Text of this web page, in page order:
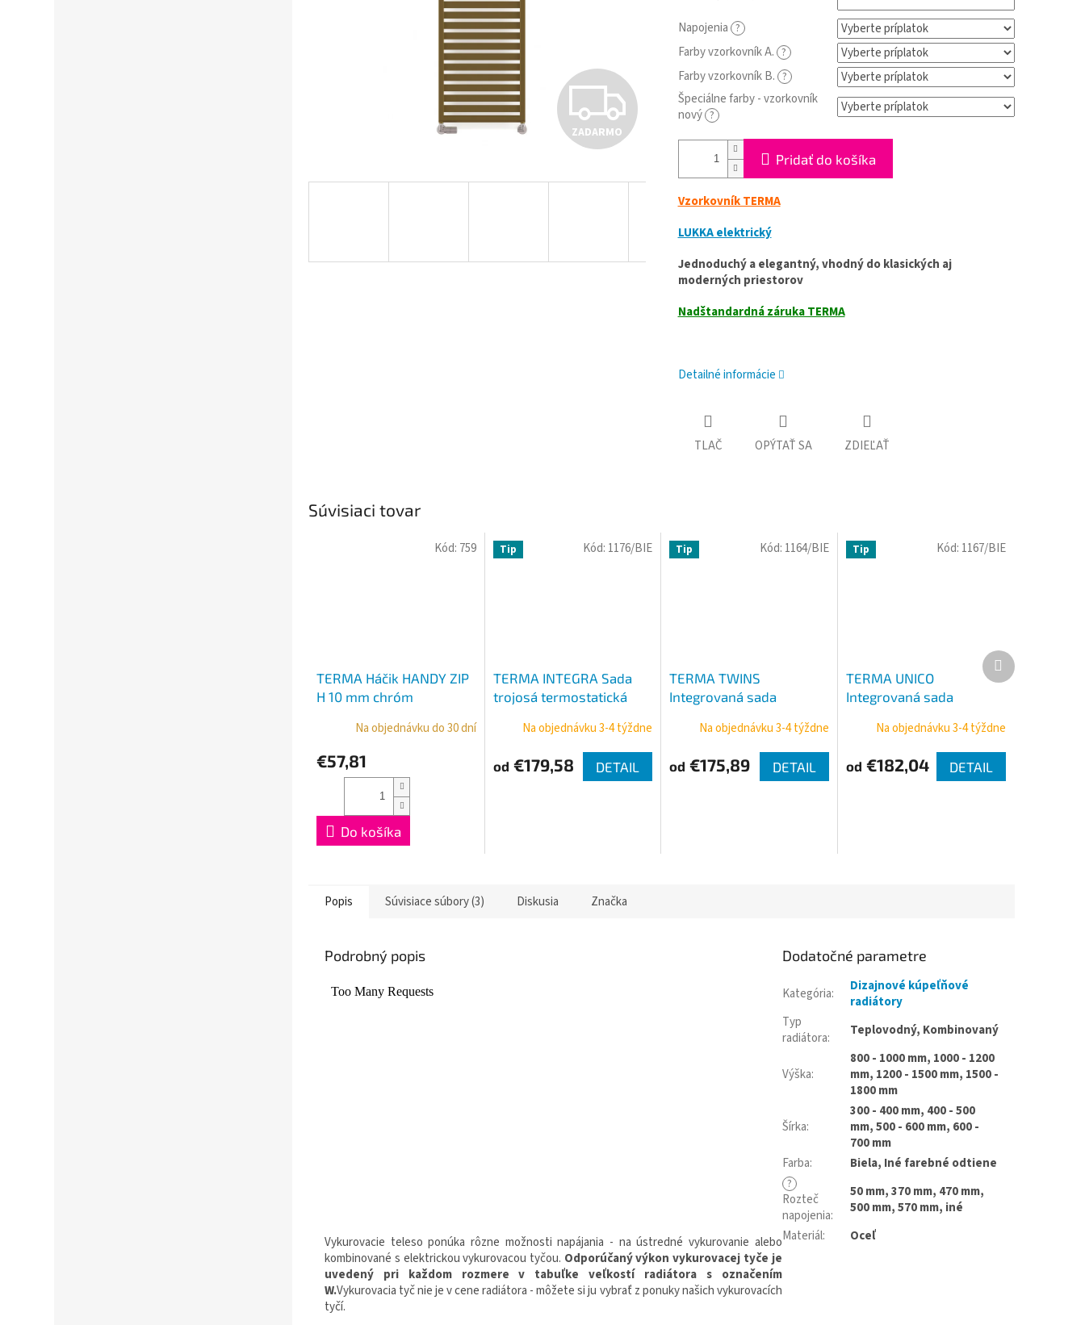
Z
A
A
ZADARMO
Napojenia ?
Farby vzorkovník A. ?
Farby vzorkovník B. ?
Špeciálne farby - vzorkovník
nový ?
Pridať do košíka
Vzorkovník TERMA
LUKKA elektrický
Jednoduchý a elegantný, vhodný do klasických aj
moderných priestorov
Nadštandardná záruka TERMA
Detailné informácie
TLAČ OPÝTAŤ SA ZDIEĽAŤ
Súvisiaci tovar
TERMA Háčik HANDY ZIP
H 10 mm chróm
Na objednávku do 30 dní
€57,81
Do košíka
Kód: 759 Tip
TERMA INTEGRA Sada
trojosá termostatická
napojenia vykurovacej
tyče cez ventil TGETINTE,
rôzne farby
Na objednávku 3-4 týždne
od €179,58 DETAIL
Kód: 1176/BIE Tip
TERMA TWINS
Integrovaná sada
H-3000 rôzne farby
TGETTWIN, rohová
Na objednávku 3-4 týždne
od €175,89 DETAIL
Kód: 1164/BIE Tip
TERMA UNICO
Integrovaná sada
VUA-50 rôzne farby
TGETUNIC, rohová
Na objednávku 3-4 týždne
od €182,04 DETAIL
Kód: 1167/BIE
Ďalší
produkt
Popis Súvisiace súbory (3) Diskusia Značka
Podrobný popis
Vykurovacie teleso ponúka rôzne možnosti napájania - na ústredné vykurovanie alebo
kombinované s elektrickou vykurovacou tyčou. Odporúčaný výkon vykurovacej tyče je
uvedený pri každom rozmere v tabuľke veľkostí radiátora s označením
W.Vykurovacia tyč nie je v cene radiátora - môžete si ju vybrať z ponuky našich vykurovacích
tyčí.
Dodatočné parametre
Kategória:
Dizajnové kúpeľňové
radiátory
Typ
radiátora: Teplovodný, Kombinovaný
Výška:
800 - 1000 mm, 1000 - 1200
mm, 1200 - 1500 mm, 1500 -
1800 mm
Šírka:
300 - 400 mm, 400 - 500
mm, 500 - 600 mm, 600 -
700 mm
Farba: Biela, Iné farebné odtiene
?
Rozteč
napojenia:
50 mm, 370 mm, 470 mm,
500 mm, 570 mm, iné
Materiál: Oceľ